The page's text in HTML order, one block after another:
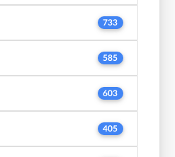
733
585
603
405